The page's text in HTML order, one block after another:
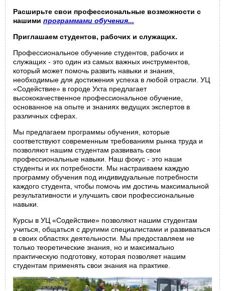
Расширьте свои профессиональные возможности с
нашими программами обучения...
Приглашаем студентов, рабочих и служащих.
Профессиональное обучение студентов, рабочих и
служащих - это один из самых важных инструментов,
который может помочь развить навыки и знания,
необходимые для достижения успеха в любой отрасли. УЦ
«Содействие» в городе Ухта предлагает
высококачественное профессиональное обучение,
основанное на опыте и знаниях ведущих экспертов в
различных сферах.
Мы предлагаем программы обучения, которые
соответствуют современным требованиям рынка труда и
позволяют нашим студентам развивать свои
профессиональные навыки. Наш фокус - это наши
студенты и их потребности. Мы настраиваем каждую
программу обучения под индивидуальные потребности
каждого студента, чтобы помочь им достичь максимальной
результативности и улучшить свои профессиональные
навыки.
Курсы в УЦ «Содействие» позволяют нашим студентам
учиться, общаться с другими специалистами и развиваться
в своих областях деятельности. Мы предоставляем не
только теоретические знания, но и максимально
практическую подготовку, которая позволяет нашим
студентам применять свои знания на практике.